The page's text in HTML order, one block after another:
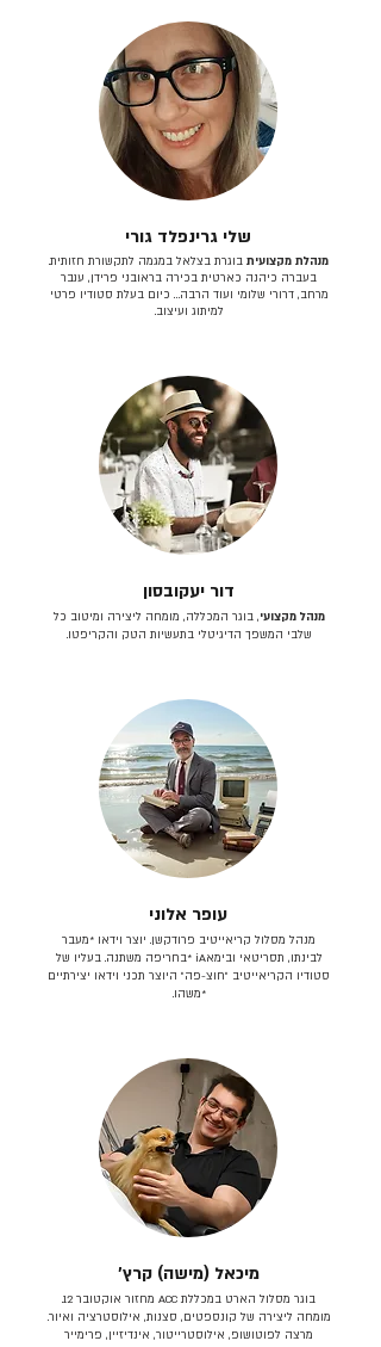
שלי גרינפלד גורי
מנהלת מקצועית בוגרת בצלאל במגמה לתקשורת חזותית.
בעברה כיהנה כארטית בכירה בראובני פרידן, ענבר
מרחב, דרורי שלומי ועוד הרבה… כיום בעלת סטודיו פרטי
למיתוג ועיצוב.
דור יעקובסון
מנהל מקצועי, בוגר המכללה, מומחה ליצירה ומיטוב כל
שלבי המשפך הדיגיטלי בתעשיות הטק והקריפטו.
עופר אלוני
מנהל מסלול קריאייטיב פרודקשן. יוצר וידאו *מעבר
לבינתו, תסריטאי וב​ימאiA‎ *בחריפה משתנה. בעליו של
סטודיו הקריאייטיב ״חוצ-פה״ היוצר תכני וידאו יצירתיים
*משהו.
מיכאל (מישה) קרץ׳
בוגר מסלול הארט במכללת ACC מחזור אוקטובר 12.
מומחה ליצירה של קונספטים, סצנות, אילוסטרציה ואיור.
מרצה לפוטושופ, אילוסטרייטור, אינדיזיין, פרימייר